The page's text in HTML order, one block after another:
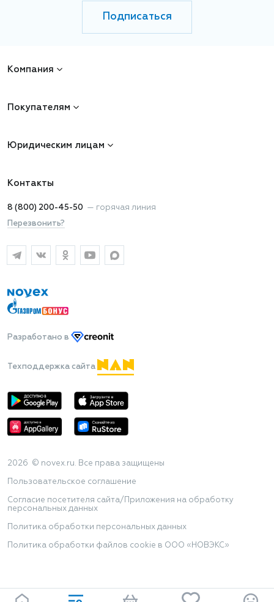
Подписаться
Компания
Покупателям
Юридическим лицам
Контакты
8 (800) 200-45-50 — горячая линия
Перезвонить?
Разработано в
Техподдержка сайта
2026 © novex.ru. Все права защищены
Пользовательское соглашение
Согласие посетителя сайта/Приложения на обработку
персональных данных
Политика обработки персональных данных
Политика обработки файлов cookie в ООО «НОВЭКС»